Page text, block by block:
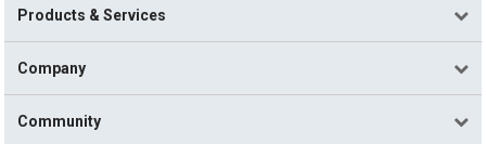
Products & Services
Company
Community